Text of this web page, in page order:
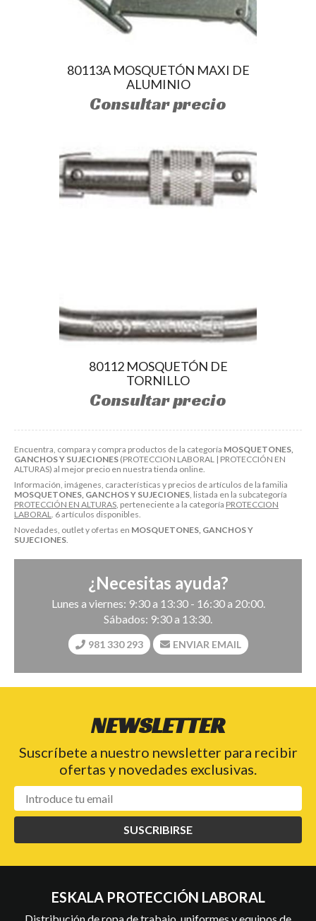
Encuentra, compara y compra productos de la categoría MOSQUETONES,
GANCHOS Y SUJECIONES (PROTECCION LABORAL | PROTECCIÓN EN
ALTURAS) al mejor precio en nuestra tienda online.
Información, imágenes, características y precios de artículos de la familia
MOSQUETONES, GANCHOS Y SUJECIONES , listada en la subcategoría
PROTECCIÓN EN ALTURAS , perteneciente a la categoría PROTECCION
LABORAL
. 6 artículos disponibles.
Novedades, outlet y ofertas en MOSQUETONES, GANCHOS Y
SUJECIONES
80113A MOSQUETÓN MAXI DE
ALUMINIO
Consultar precio
80112 MOSQUETÓN DE
TORNILLO
Consultar precio
¿Necesitas ayuda?
Lunes a viernes: 9:30 a 13:30 - 16:30 a 20:00.
Sábados: 9:30 a 13:30.
981 330 293 ENVIAR EMAIL
NEWSLETTER
Suscríbete a nuestro newsletter para recibir
ofertas y novedades exclusivas.
SUSCRIBIRSE
ESKALA PROTECCIÓN LABORAL